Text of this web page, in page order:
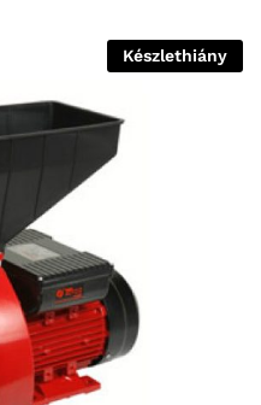
Készlethiány